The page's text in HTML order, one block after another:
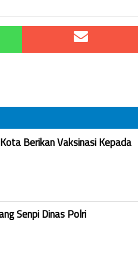
Berikan Vaksinasi Kepada
Senpi Dinas Polri